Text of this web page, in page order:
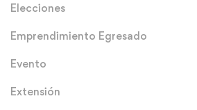
Elecciones
Emprendimiento Egresado
Evento
Extensión